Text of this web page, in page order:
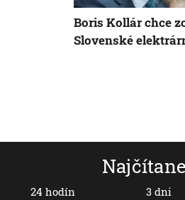
24 hodín 3 dni
Boris Kollár chce
Slovenské